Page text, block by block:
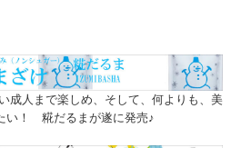
成人まで楽しめ、そして、何よりも、美
い！ 糀だるまが遂に発売♪